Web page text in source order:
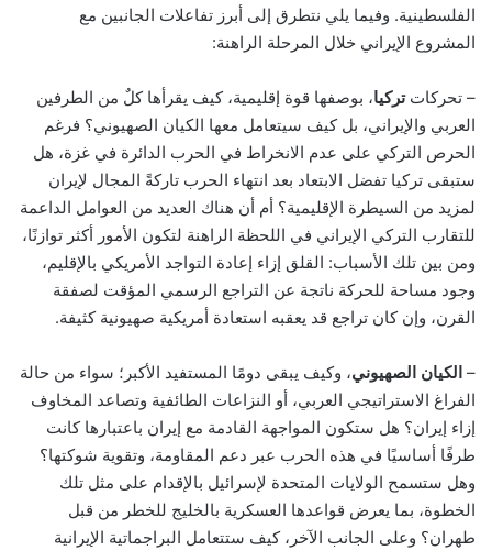
الفلسطينية. وفيما يلي نتطرق إلى أبرز تفاعلات الجانبين مع
المشروع الإيراني خلال المرحلة الراهنة:
– تحركاتتركيا، بوصفها قوة إقليمية، كيف يقرأها كلٌ من الطرفين
العربي والإيراني، بل كيف سيتعامل معها الكيان الصهيوني؟ فرغم
الحرص التركي على عدم الانخراط في الحرب الدائرة في غزة، هل
ستبقى تركيا تفضل الابتعاد بعد انتهاء الحرب تاركةً المجال لإيران
لمزيد من السيطرة الإقليمية؟ أم أن هناك العديد من العوامل الداعمة
للتقارب التركي الإيراني في اللحظة الراهنة لتكون الأمور أكثر توازنًا،
ومن بين تلك الأسباب: القلق إزاء إعادة التواجد الأمريكي بالإقليم،
وجود مساحة للحركة ناتجة عن التراجع الرسمي المؤقت لصفقة
القرن، وإن كان تراجع قد يعقبه استعادة أمريكية صهيونية كثيفة.
– الكيان الصهيوني، وكيف يبقى دومًا المستفيد الأكبر؛ سواء من حالة
الفراغ الاستراتيجي العربي، أو النزاعات الطائفية وتصاعد المخاوف
إزاء إيران؟ هل ستكون المواجهة القادمة مع إيران باعتبارها كانت
طرفًا أساسيًا في هذه الحرب عبر دعم المقاومة، وتقوية شوكتها؟
وهل ستسمح الولايات المتحدة لإسرائيل بالإقدام على مثل تلك
الخطوة، بما يعرض قواعدها العسكرية بالخليج للخطر من قبل
طهران؟ وعلى الجانب الآخر، كيف ستتعامل البراجماتية الإيرانية